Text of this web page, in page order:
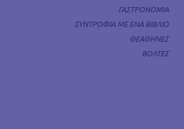
ΓΑΣΤΡΟΝΟΜΙΑ
ΣΥΝΤΡΟΦΙΑ ΜΕ ΕΝΑ ΒΙΒΛΙΟ
ΘΕΑΘΗΝΕΣ
ΒΟΛΤΕΣ